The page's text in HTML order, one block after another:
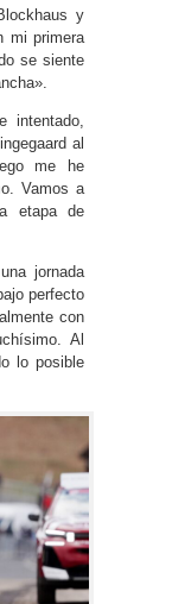
y
mi primera
se siente
intentado,
al
me he
Vamos a
etapa de
jornada
perfecto
con
Al
lo posible